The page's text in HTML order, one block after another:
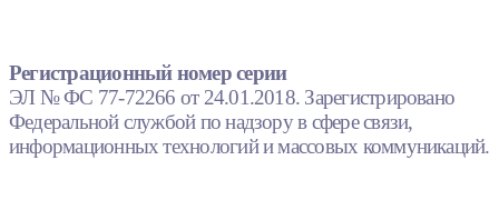
Регистрационный номер серии
ЭЛ № ФС 77-72266 от 24.01.2018. Зарегистрировано
Федеральной службой по надзору в сфере связи,
информационных технологий и массовых коммуникаций.